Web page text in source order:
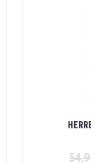
HERREN
54,99